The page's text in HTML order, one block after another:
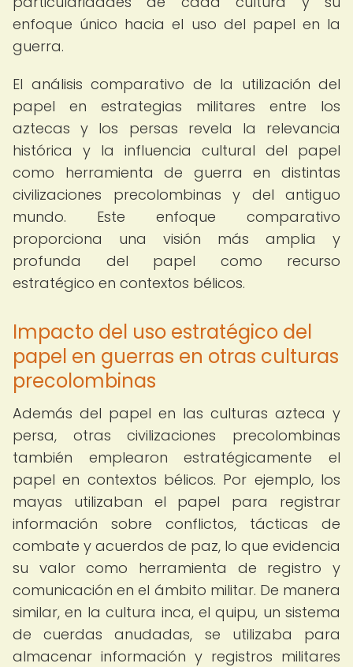
enfoque único hacia el uso del papel en la
guerra.
El análisis comparativo de la utilización del
papel en estrategias militares entre los
aztecas y los persas revela la relevancia
histórica y la influencia cultural del papel
como herramienta de guerra en distintas
civilizaciones precolombinas y del antiguo
mundo. Este enfoque comparativo
proporciona una visión más amplia y
profunda del papel como recurso
estratégico en contextos bélicos.
Impacto del uso estratégico del
papel en guerras en otras culturas
precolombinas
Además del papel en las culturas azteca y
persa, otras civilizaciones precolombinas
también emplearon estratégicamente el
papel en contextos bélicos. Por ejemplo, los
mayas utilizaban el papel para registrar
información sobre conflictos, tácticas de
combate y acuerdos de paz, lo que evidencia
su valor como herramienta de registro y
comunicación en el ámbito militar. De manera
similar, en la cultura inca, el quipu, un sistema
de cuerdas anudadas, se utilizaba para
almacenar información y registros militares